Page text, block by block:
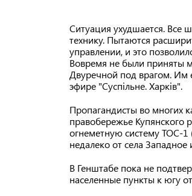
Ситуация ухудшается. Все
технику. Пытаются
управлении, и это
Вовремя не были приняты
Двуречной под врагом. Им
эфире "Суспільне. Харків".
Пропагандисты во многих
правобережье Купянского
огнеметную систему ТОС-
недалеко от села
В Генштабе пока не
населенные пункты к югу